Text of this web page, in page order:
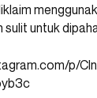
sulit untuk
p/